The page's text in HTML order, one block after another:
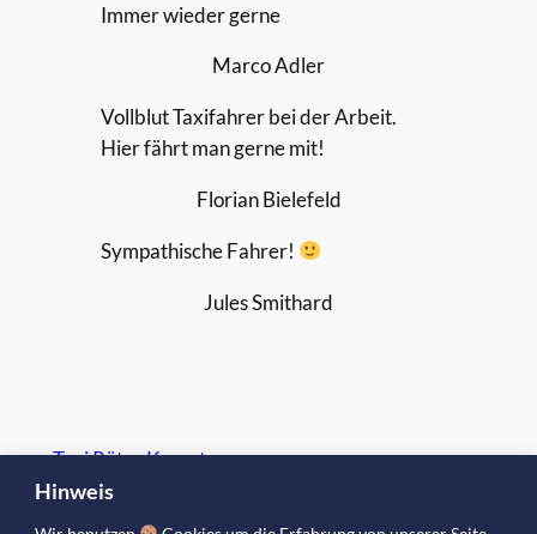
Hinweis
Immer wieder gerne
Marco Adler
Vollblut Taxifahrer bei der Arbeit.
Hier fährt man gerne mit!
Florian Bielefeld
Sympathische Fahrer!
Jules Smithard
Taxi Rüter Kaarst
Schon seit 30 Jahren sind wir Ihr vertrauensvoller Partner